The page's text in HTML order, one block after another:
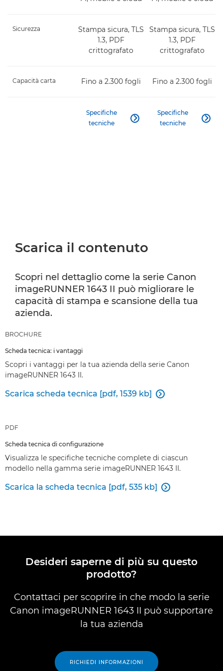
Sicurezza
Stampa sicura, TLS
1.3, PDF
crittografato
Stampa sicura, TLS
1.3, PDF
crittografato
Capacità carta Fino a 2.300 fogli Fino a 2.300 fogli
Specifiche
tecniche

Specifiche
tecniche

Scarica il contenuto
Scopri nel dettaglio come la serie Canon
imageRUNNER 1643 II può migliorare le
capacità di stampa e scansione della tua
azienda.
BROCHURE
Scheda tecnica: i vantaggi
Scopri i vantaggi per la tua azienda della serie Canon
imageRUNNER 1643 II.
Scarica scheda tecnica [pdf, 1539 kb] 
PDF
Scheda tecnica di configurazione
Visualizza le specifiche tecniche complete di ciascun
modello nella gamma serie imageRUNNER 1643 II.
Scarica la scheda tecnica [pdf, 535 kb] 
Desideri saperne di più su questo
prodotto?
Contattaci per scoprire in che modo la serie
Canon imageRUNNER 1643 II può supportare
la tua azienda
RICHIEDI INFORMAZIONI